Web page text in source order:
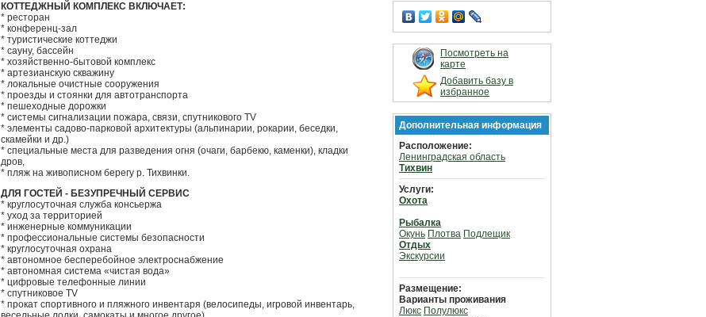
КОТТЕДЖНЫЙ КОМПЛЕКС ВКЛЮЧАЕТ:
* ресторан
* конференц-зал
* туристические коттеджи
* сауну, бассейн
* хозяйственно-бытовой комплекс
* артезианскую скважину
* локальные очистные сооружения
* проезды и стоянки для автотранспорта
* пешеходные дорожки
* системы сигнализации пожара, связи, спутникового TV
* элементы садово-парковой архитектуры (альпинарии, рокарии, беседки,
скамейки и др.)
* специальные места для разведения огня (очаги, барбекю, каменки), кладки
дров,
* пляж на живописном берегу р. Тихвинки.
ДЛЯ ГОСТЕЙ - БЕЗУПРЕЧНЫЙ СЕРВИС
* круглосуточная служба консьержа
* уход за территорией
* инженерные коммуникации
* профессиональные системы безопасности
* круглосуточная охрана
* автономное бесперебойное электроснабжение
* автономная система «чистая вода»
* цифровые телефонные линии
* спутниковое TV
* прокат спортивного и пляжного инвентаря (велосипеды, игровой инвентарь,
Посмотреть на
карте
Добавить базу в
избранное
Дополнительная информация
Расположение:
Ленинградская область
Тихвин
Услуги:
Охота
Рыбалка
Окунь Плотва Подлещик
Отдых
Экскурсии
Размещение:
Варианты проживания
Люкс Полулюкс